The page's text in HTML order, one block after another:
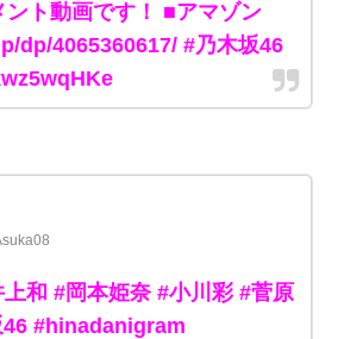
ント動画です！ ■アマゾン
dp/4065360617/ #乃木坂46
和 #岡本姫奈 #小川彩 #菅原
46 #hinadanigram